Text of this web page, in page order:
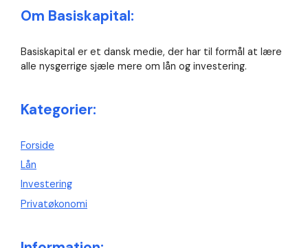
Om Basiskapital:
Basiskapital er et dansk medie, der har til formål at lære
alle nysgerrige sjæle mere om lån og investering.
Kategorier:
Forside
Lån
Investering
Privatøkonomi